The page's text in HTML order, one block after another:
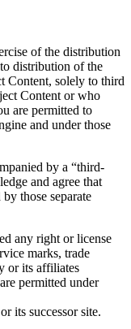
lassen
Tipps
of the distribution
distribution of the
Content, solely to third
Content or who
are permitted to
and under those
by a “third-
and agree that
those separate
any right or license
marks, trade
or its affiliates
permitted under
or its successor site.